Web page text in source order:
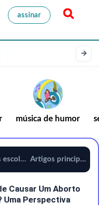
assinar
música de humor
escolhemArtigos principais
Causar Um Aborto
Uma Perspectiva